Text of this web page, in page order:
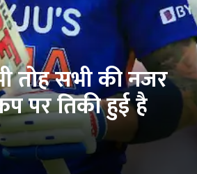
तोह सभी की नजर
पर तिकी हुई है